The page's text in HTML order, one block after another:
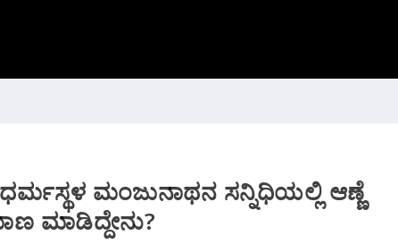
ಮಂಜುನಾಥನ ಸನ್ನಿಧಿಯಲ್ಲಿ ಆಣ್ಣೆ
ಮಾಡಿದ್ದೇನು?